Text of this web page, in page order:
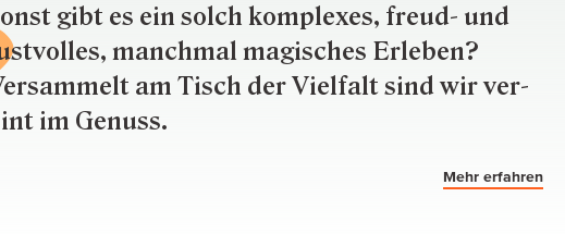
gibt es ein solch kom­plexes, freud- und
manchmal ma­gisch­es Er­le­ben?
am Tisch der Vielfalt sind wir ver­
im Genuss.
Mehr erfahren